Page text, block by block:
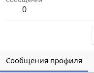
0
Сообщения профиля